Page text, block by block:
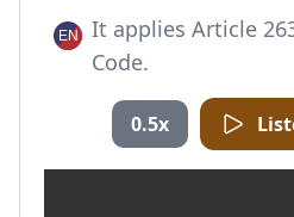
It applies Article
Code.
0.5x